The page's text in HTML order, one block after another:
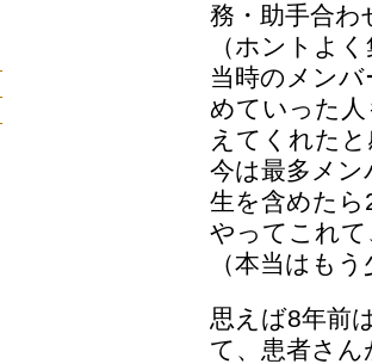
務・助手合わ
（ホントよ
当時のメン
めていった
えてくれた
今は最多メン
生を含めた
やってこれ
（本当はも
思えば8年前
て、患者さ